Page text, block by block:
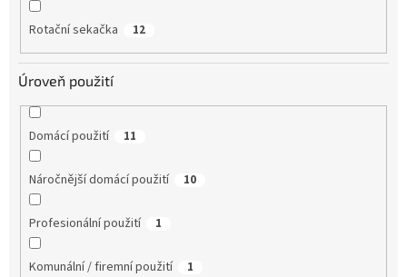
Rotační sekačka 12
Úroveň použití
Domácí použití 11
Náročnější domácí použití 10
Profesionální použití 1
Komunální / firemní použití 1